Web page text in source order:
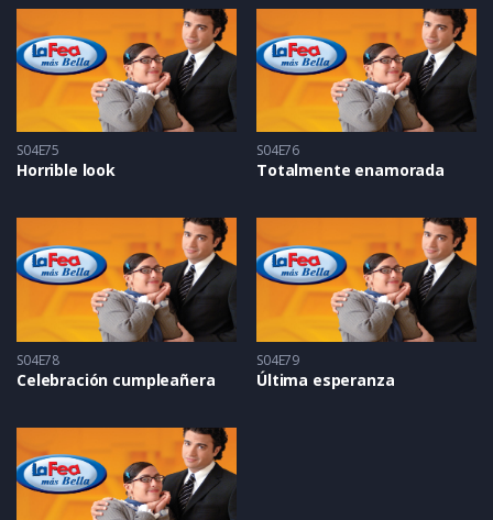
S04E75
Horrible look
S04E76
Totalmente enamorada
S04E78
Celebración cumpleañera
S04E79
Última esperanza